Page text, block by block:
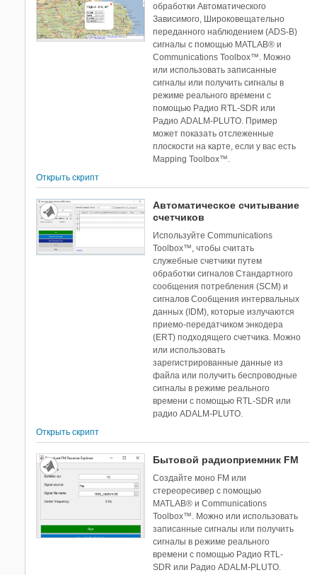
обработки Автоматического
Зависимого, Широковещательно
переданного наблюдением (ADS-B)
сигналы с помощью MATLAB® и
Communications Toolbox™. Можно
или использовать записанные
сигналы или получить сигналы в
режиме реального времени с
помощью Радио RTL-SDR или
Радио ADALM-PLUTO. Пример
может показать отслеженные
плоскости на карте, если у вас есть
Mapping Toolbox™.
Открыть скрипт
Автоматическое считывание
счетчиков
Используйте Communications
Toolbox™, чтобы считать
служебные счетчики путем
обработки сигналов Стандартного
сообщения потребления (SCM) и
сигналов Сообщения интервальных
данных (IDM), которые излучаются
приемо-передатчиком энкодера
(ERT) подходящего счетчика. Можно
или использовать
зарегистрированные данные из
файла или получить беспроводные
сигналы в режиме реального
времени с помощью RTL-SDR или
радио ADALM-PLUTO.
Открыть скрипт
Бытовой радиоприемник FM
Создайте моно FM или
стереоресивер с помощью
MATLAB® и Communications
Toolbox™. Можно или использовать
записанные сигналы или получить
сигналы в режиме реального
времени с помощью Радио RTL-
SDR или Радио ADALM-PLUTO.